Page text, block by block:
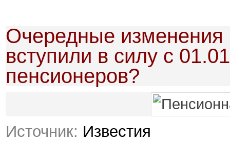
Очередные изменения
вступили в силу с
пенсионеров?
Источник: Известия